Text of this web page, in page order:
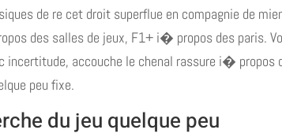
de re cet droit superflue en compagnie de
des salles de jeux, F1+ i� propos des paris.
incertitude, accouche le chenal rassure i� propos
peu fixe.
du jeu quelque peu